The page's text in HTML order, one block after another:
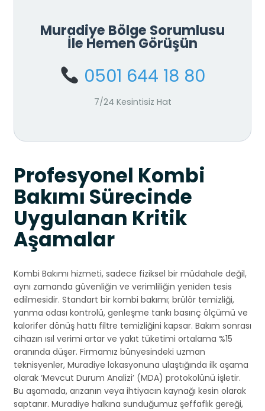
Muradiye Bölge Sorumlusu
İle Hemen Görüşün
0501 644 18 80
7/24 Kesintisiz Hat
Profesyonel Kombi
Bakımı Sürecinde
Uygulanan Kritik
Aşamalar
Kombi Bakımı hizmeti, sadece fiziksel bir müdahale değil,
aynı zamanda güvenliğin ve verimliliğin yeniden tesis
edilmesidir. Standart bir kombi bakımı; brülör temizliği,
yanma odası kontrolü, genleşme tankı basınç ölçümü ve
kalorifer dönüş hattı filtre temizliğini kapsar. Bakım sonrası
cihazın ısıl verimi artar ve yakıt tüketimi ortalama %15
oranında düşer. Firmamız bünyesindeki uzman
teknisyenler, Muradiye lokasyonuna ulaştığında ilk aşama
olarak ‘Mevcut Durum Analizi’ (MDA) protokolünü işletir.
Bu aşamada, arızanın veya ihtiyacın kaynağı kesin olarak
saptanır. Muradiye halkına sunduğumuz şeffaflık gereği,